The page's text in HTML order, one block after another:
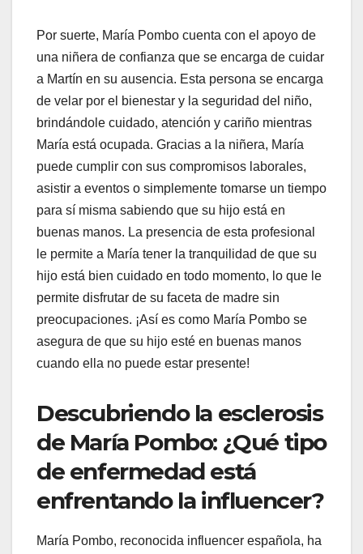
Por suerte, María Pombo cuenta con el apoyo de
una niñera de confianza que se encarga de cuidar
a Martín en su ausencia. Esta persona se encarga
de velar por el bienestar y la seguridad del niño,
brindándole cuidado, atención y cariño mientras
María está ocupada. Gracias a la niñera, María
puede cumplir con sus compromisos laborales,
asistir a eventos o simplemente tomarse un tiempo
para sí misma sabiendo que su hijo está en
buenas manos. La presencia de esta profesional
le permite a María tener la tranquilidad de que su
hijo está bien cuidado en todo momento, lo que le
permite disfrutar de su faceta de madre sin
preocupaciones. ¡Así es como María Pombo se
asegura de que su hijo esté en buenas manos
cuando ella no puede estar presente!
Descubriendo la esclerosis
de María Pombo: ¿Qué tipo
de enfermedad está
enfrentando la influencer?
María Pombo, reconocida influencer española, ha